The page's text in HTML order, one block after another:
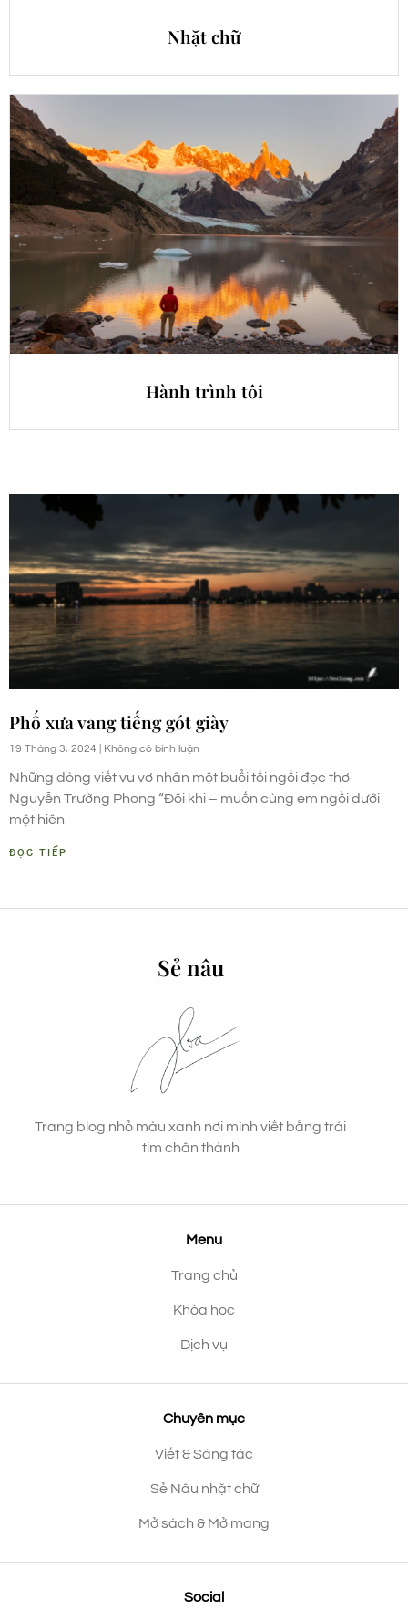
Nhặt chữ
Hành trình tôi
Phố xưa vang tiếng gót giày
19 Tháng 3, 2024 Không có bình luận
Những dòng viết vu vơ nhân một buổi tối ngồi đọc thơ
Nguyễn Trường Phong “Đôi khi – muốn cùng em ngồi dưới
một hiên
ĐỌC TIẾP
Sẻ nâu
Trang blog nhỏ màu xanh nơi mình viết bằng trái
tim chân thành
Menu
Trang chủ
Khóa học
Dịch vụ
Chuyên mục
Viết & Sáng tác
Sẻ Nâu nhặt chữ
Mở sách & Mở mang
Social